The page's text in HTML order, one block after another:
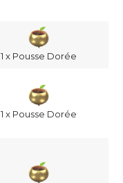
1 x Pousse Dorée
1 x Pousse Dorée